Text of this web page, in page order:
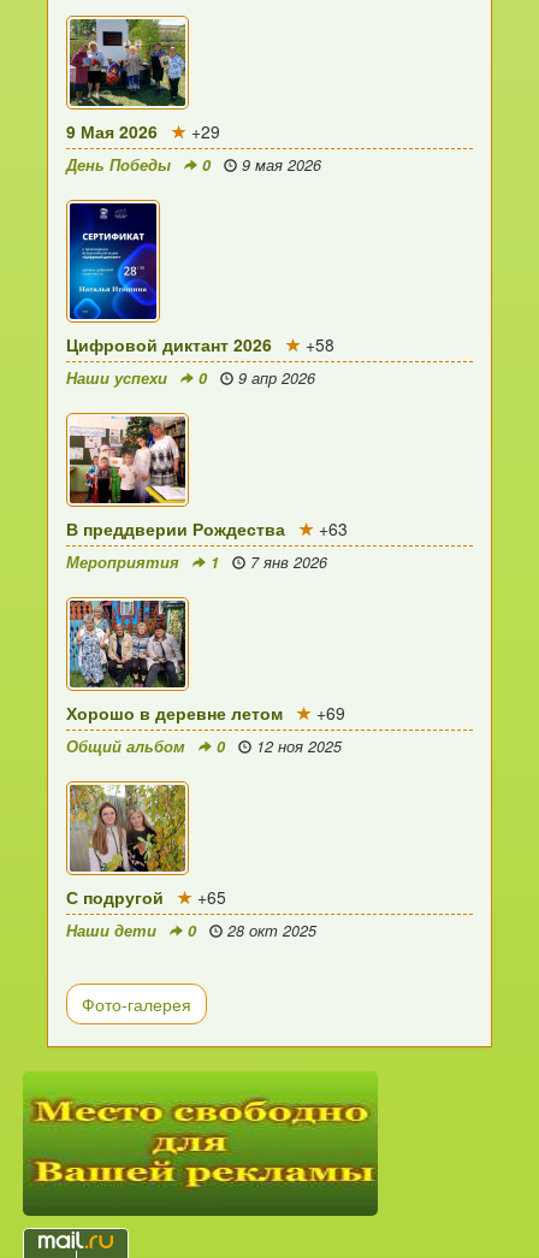
9 Мая 2026 +29
День Победы 0 9 мая 2026
Цифровой диктант 2026 +58
Наши успехи 0 9 апр 2026
В преддверии Рождества +63
Мероприятия 1 7 янв 2026
Хорошо в деревне летом +69
Общий альбом 0 12 ноя 2025
С подругой +65
Наши дети 0 28 окт 2025
Фото-галерея